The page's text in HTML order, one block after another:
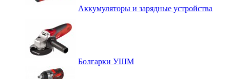
Аккумуляторы и зарядные устройства
Болгарки УШМ